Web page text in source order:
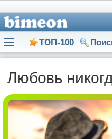
ТОП-100
Любовь